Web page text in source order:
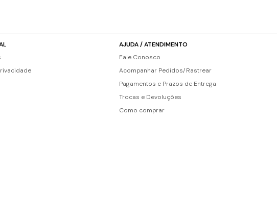
AJUDA / ATENDIMENTO
Fale Conosco
Acompanhar Pedidos/Rastrear
Pagamentos e Prazos de Entrega
Trocas e Devoluções
Como comprar